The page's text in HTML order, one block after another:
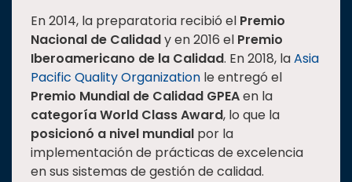
En 2014, la preparatoria recibió el Premio
Nacional de Calidady en 2016 el Premio
Iberoamericano de la Calidad. En 2018, laAsia
Pacific Quality Organization le entregó el
Premio Mundial de Calidad GPEAen la
categoría World Class Award, lo que la
posicionó a nivel mundial por la
implementación de prácticas de excelencia
en sus sistemas de gestión de calidad.